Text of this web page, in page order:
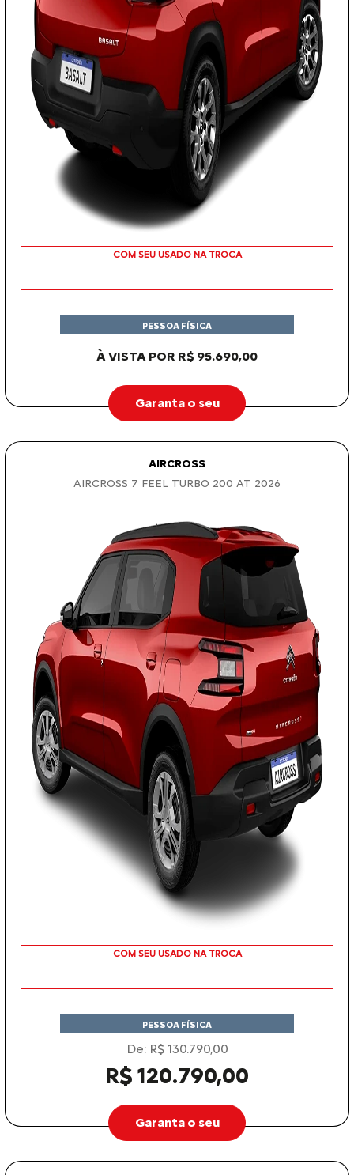
COM SEU USADO NA TROCA
À VISTA POR R$ 95.690,00
PESSOA FÍSICA
Garanta o seu
AIRCROSS
AIRCROSS 7 FEEL TURBO 200 AT 2026
COM SEU USADO NA TROCA
PESSOA FÍSICA
De: R$ 130.790,00
R$ 120.790,00
Garanta o seu